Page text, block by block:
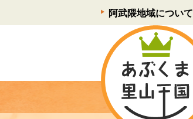
阿武隈地域について
2:00 AM
3:00 AM